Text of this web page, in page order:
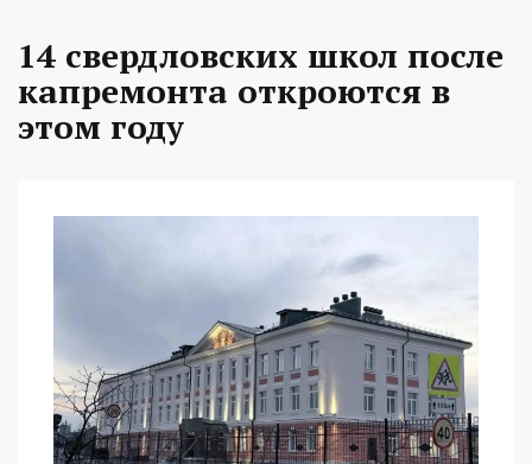
14 свердловских школ после
капремонта откроются в
этом году